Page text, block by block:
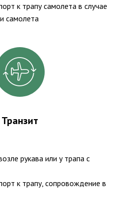
к трапу самолета в случае
самолета
Транзит
рукава или у трапа с
к трапу, сопровождение в